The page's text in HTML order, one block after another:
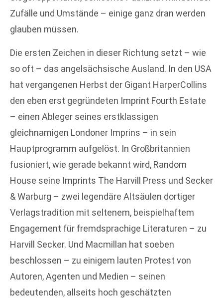
Zufälle und Umstände – einige ganz dran werden
glauben müssen.
Die ersten Zeichen in dieser Richtung setzt – wie
so oft – das angelsächsische Ausland. In den USA
hat vergangenen Herbst der Gigant HarperCollins
den eben erst gegründeten Imprint Fourth Estate
– einen Ableger seines erstklassigen
gleichnamigen Londoner Imprins – in sein
Hauptprogramm aufgelöst. In Großbritannien
fusioniert, wie gerade bekannt wird, Random
House seine Imprints The Harvill Press und Secker
& Warburg – zwei legendäre Altsäulen dortiger
Verlagstradition mit seltenem, beispielhaftem
Engagement für fremdsprachige Literaturen – zu
Harvill Secker. Und Macmillan hat soeben
beschlossen – zu einigem lauten Protest von
Autoren, Agenten und Medien – seinen
bedeutenden, allseits hoch geschätzten